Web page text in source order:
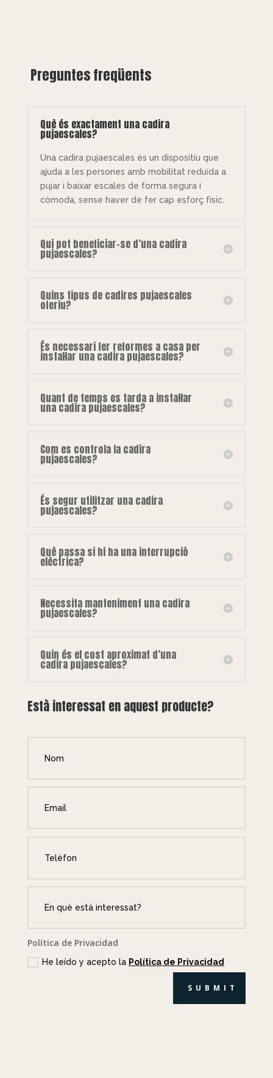
Preguntes freqüents
Què és exactament una cadira
pujaescales?
Una cadira pujaescales és un dispositiu que
ajuda a les persones amb mobilitat reduïda a
pujar i baixar escales de forma segura i
còmoda, sense haver de fer cap esforç físic.
Qui pot beneficiar-se d’una cadira
pujaescales?
Quins tipus de cadires pujaescales
oferiu?
És necessari fer reformes a casa per
instal·lar una cadira pujaescales?
Quant de temps es tarda a instal·lar
una cadira pujaescales?
Com es controla la cadira
pujaescales?
És segur utilitzar una cadira
pujaescales?
Què passa si hi ha una interrupció
elèctrica?
Necessita manteniment una cadira
pujaescales?
Quin és el cost aproximat d’una
cadira pujaescales?
Està interessat en aquest producte?
Política de Privacidad
He leído y acepto la Política de Privacidad
SUBMIT